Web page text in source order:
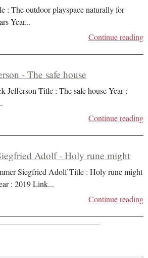
: The outdoor playspace naturally for
Year...
Continue reading
- The safe house
Jefferson Title : The safe house Year :
Continue reading
Adolf - Holy rune might
Siegfried Adolf Title : Holy rune might
: 2019 Link...
Continue reading